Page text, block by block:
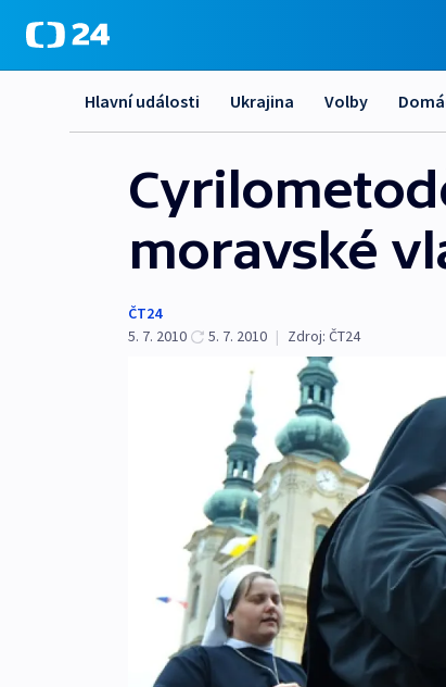
Hlavní události Ukrajina Volby
moravské
ČT24
5. 7. 2010
5. 7. 2010 | Zdroj: ČT24